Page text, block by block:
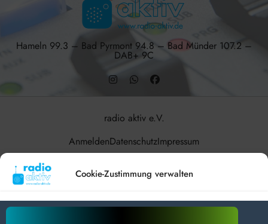
Cookie-Zustimmung verwalten
Um dir ein optimales Erlebnis zu bieten, verwenden wir Technologien wie
Hameln 99.3 – Bad Pyrmont 94.8 – Bad Münder 107.2 –
DAB+ 9C
radio aktiv e.V.
BlogDatabyThemeansar.
AnmeldenDatenschutzImpressum